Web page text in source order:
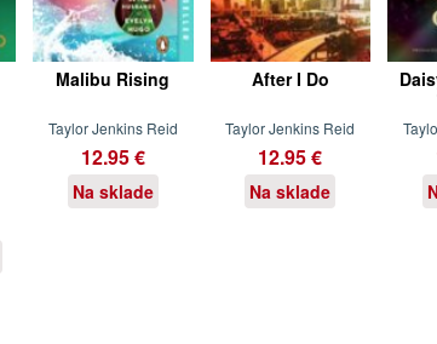
Malibu Rising
Taylor Jenkins Reid
12.95 €
Na sklade
After I Do
Taylor Jenkins Reid
12.95 €
Na sklade